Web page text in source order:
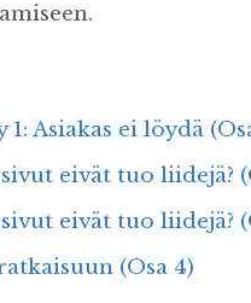
Asiakas ei löydä
eivät tuo liidejä?
eivät tuo liidejä?
(Osa 4)